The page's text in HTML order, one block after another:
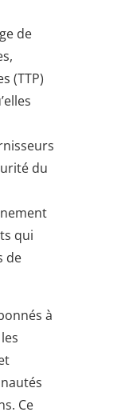
de
(TTP)
du
qui
de
à
Ce